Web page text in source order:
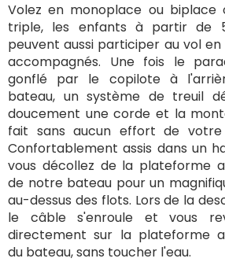
Volez en monoplace ou biplace
triple, les enfants à partir de
peuvent aussi participer au vol
accompagnés. Une fois le
gonflé par le copilote à
bateau, un système de treuil
doucement une corde et la
fait sans aucun effort de
Confortablement assis dans un
vous décollez de la plateforme
de notre bateau pour un
au-dessus des flots. Lors de la
le câble s'enroule et vous
directement sur la plateforme
du bateau, sans toucher l'eau.